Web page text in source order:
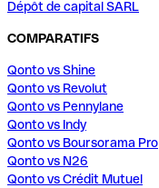
Dépôt de capital SARL
COMPARATIFS
Qonto vs Shine
Qonto vs Revolut
Qonto vs Pennylane
Qonto vs Indy
Qonto vs Boursorama Pro
Qonto vs N26
Qonto vs Crédit Mutuel